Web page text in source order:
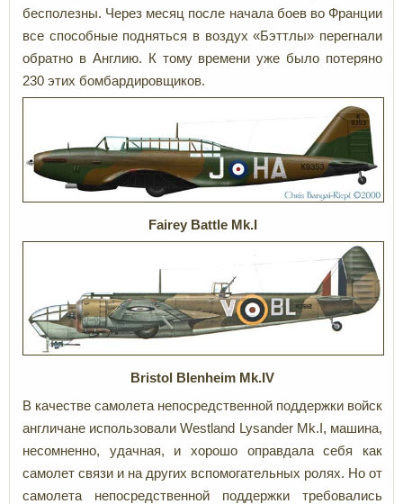
бесполезны. Через месяц после начала боев во Франции
все способные подняться в воздух «Бэттлы» перегнали
обратно в Англию. К тому времени уже было потеряно
230 этих бомбардировщиков.
Fairey Battle Mk.I
Bristol Blenheim Mk.IV
В качестве самолета непосредственной поддержки войск
англичане использовали Westland Lysander Mk.I, машина,
несомненно, удачная, и хорошо оправдала себя как
самолет связи и на других вспомогательных ролях. Но от
самолета непосредственной поддержки требовались